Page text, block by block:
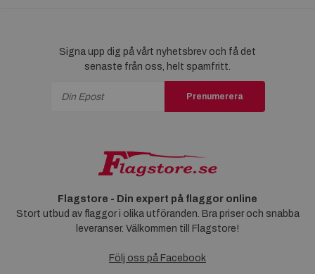
Signa upp dig på vårt nyhetsbrev och få det
senaste från oss, helt spamfritt.
Prenumerera
Flagstore - Din expert på flaggor online
Stort utbud av flaggor i olika utföranden. Bra priser och snabba
leveranser. Välkommen till Flagstore!
Följ oss på Facebook